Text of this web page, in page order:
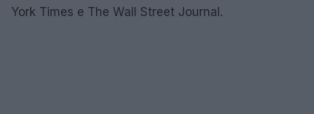
York Times e The Wall Street Journal.